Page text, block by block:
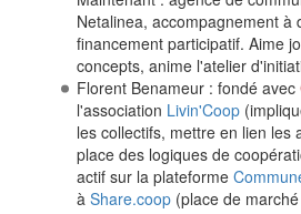
Netalinea, accompagnement à
financement participatif. Aime
concepts, anime l'atelier
Florent Benameur : fondé avec
l'association Livin'Coop
les collectifs, mettre en lien les
place des logiques de
actif sur la plateforme
à Share.coop(place de